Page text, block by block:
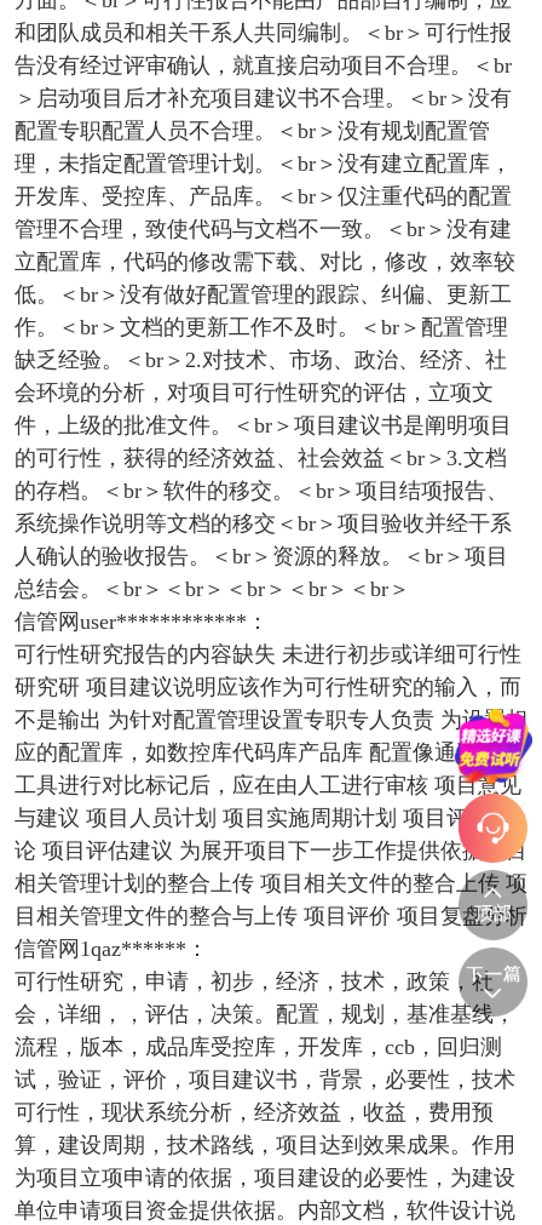
和团队成员和相关干系人共同编制。＜br＞可行性报
告没有经过评审确认，就直接启动项目不合理。＜br
＞启动项目后才补充项目建议书不合理。＜br＞没有
配置专职配置人员不合理。＜br＞没有规划配置管
理，未指定配置管理计划。＜br＞没有建立配置库，
开发库、受控库、产品库。＜br＞仅注重代码的配置
管理不合理，致使代码与文档不一致。＜br＞没有建
立配置库，代码的修改需下载、对比，修改，效率较
低。＜br＞没有做好配置管理的跟踪、纠偏、更新工
作。＜br＞文档的更新工作不及时。＜br＞配置管理
缺乏经验。＜br＞2.对技术、市场、政治、经济、社
会环境的分析，对项目可行性研究的评估，立项文
件，上级的批准文件。＜br＞项目建议书是阐明项目
的可行性，获得的经济效益、社会效益＜br＞3.文档
的存档。＜br＞软件的移交。＜br＞项目结项报告、
系统操作说明等文档的移交＜br＞项目验收并经干系
人确认的验收报告。＜br＞资源的释放。＜br＞项目
总结会。＜br＞＜br＞＜br＞＜br＞＜br＞
信管网user************：
可行性研究报告的内容缺失 未进行初步或详细可行性
研究研 项目建议说明应该作为可行性研究的输入，而
不是输出 为针对配置管理设置专职专人负责 为设置相
应的配置库，如数控库代码库产品库 配置像通过文本
工具进行对比标记后，应在由人工进行审核 项目意见
与建议 项目人员计划 项目实施周期计划 项目评估结
论 项目评估建议 为展开项目下一步工作提供依据项目
相关管理计划的整合上传 项目相关文件的整合上传 项
目相关管理文件的整合与上传 项目评价 项目复盘分析
信管网1qaz******：
可行性研究，申请，初步，经济，技术，政策，社
会，详细，，评估，决策。配置，规划，基准基线，
流程，版本，成品库受控库，开发库，ccb，回归测
试，验证，评价，项目建议书，背景，必要性，技术
可行性，现状系统分析，经济效益，收益，费用预
算，建设周期，技术路线，项目达到效果成果。作用
为项目立项申请的依据，项目建设的必要性，为建设
单位申请项目资金提供依据。内部文档，软件设计说